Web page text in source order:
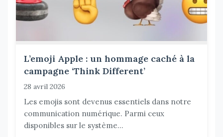
L’emoji Apple : un hommage caché à la
campagne ‘Think Different’
28 avril 2026
Les emojis sont devenus essentiels dans notre
communication numérique. Parmi ceux
disponibles sur le système...